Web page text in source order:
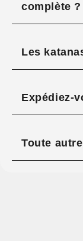
complète ?
Les
Expédiez-
Toute